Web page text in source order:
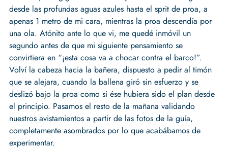
desde las profundas aguas azules hasta el sprit de proa, a
apenas 1 metro de mi cara, mientras la proa descendía por
una ola. Atónito ante lo que vi, me quedé inmóvil un
segundo antes de que mi siguiente pensamiento se
convirtiera en “¡esta cosa va a chocar contra el barco!”.
Volví la cabeza hacia la bañera, dispuesto a pedir al timón
que se alejara, cuando la ballena giró sin esfuerzo y se
deslizó bajo la proa como si ése hubiera sido el plan desde
el principio. Pasamos el resto de la mañana validando
nuestros avistamientos a partir de las fotos de la guía,
completamente asombrados por lo que acabábamos de
experimentar.